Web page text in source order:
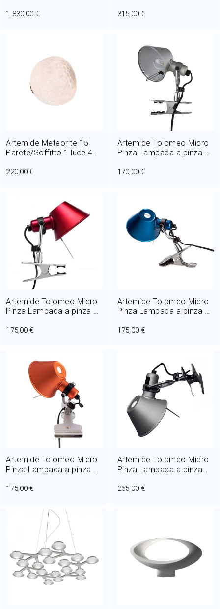
1.830,00 € 315,00 €
Artemide Meteorite 15
Parete/Soffitto 1 luce 4W
220,00 €
Artemide Tolomeo Micro
Pinza Lampada a pinza 1
Alluminio
170,00 €
Artemide Tolomeo Micro
Pinza Lampada a pinza 1
Rosso
175,00 €
Artemide Tolomeo Micro
Pinza Lampada a pinza 1
Blu
175,00 €
Artemide Tolomeo Micro
Pinza Lampada a pinza 1
Arancio
175,00 €
Artemide Tolomeo Micro
Pinza Lampada a pinza
265,00 €